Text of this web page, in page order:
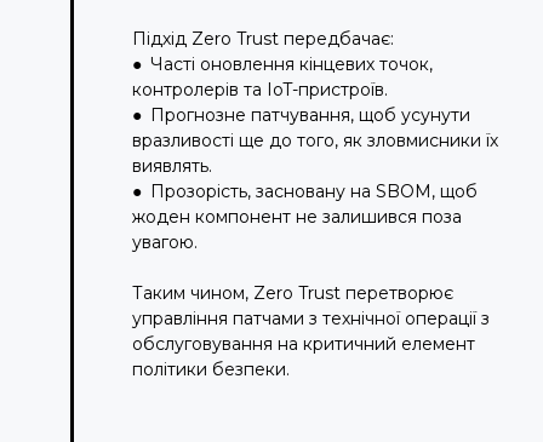
Підхід Zero Trust передбачає:
● Часті оновлення кінцевих точок,
контролерів та IoT-пристроїв.
● Прогнозне патчування, щоб усунути
вразливості ще до того, як зловмисники їх
виявлять.
● Прозорість, засновану на SBOM, щоб
жоден компонент не залишився поза
увагою.
Таким чином, Zero Trust перетворює
управління патчами з технічної операції з
обслуговування на критичний елемент
політики безпеки.